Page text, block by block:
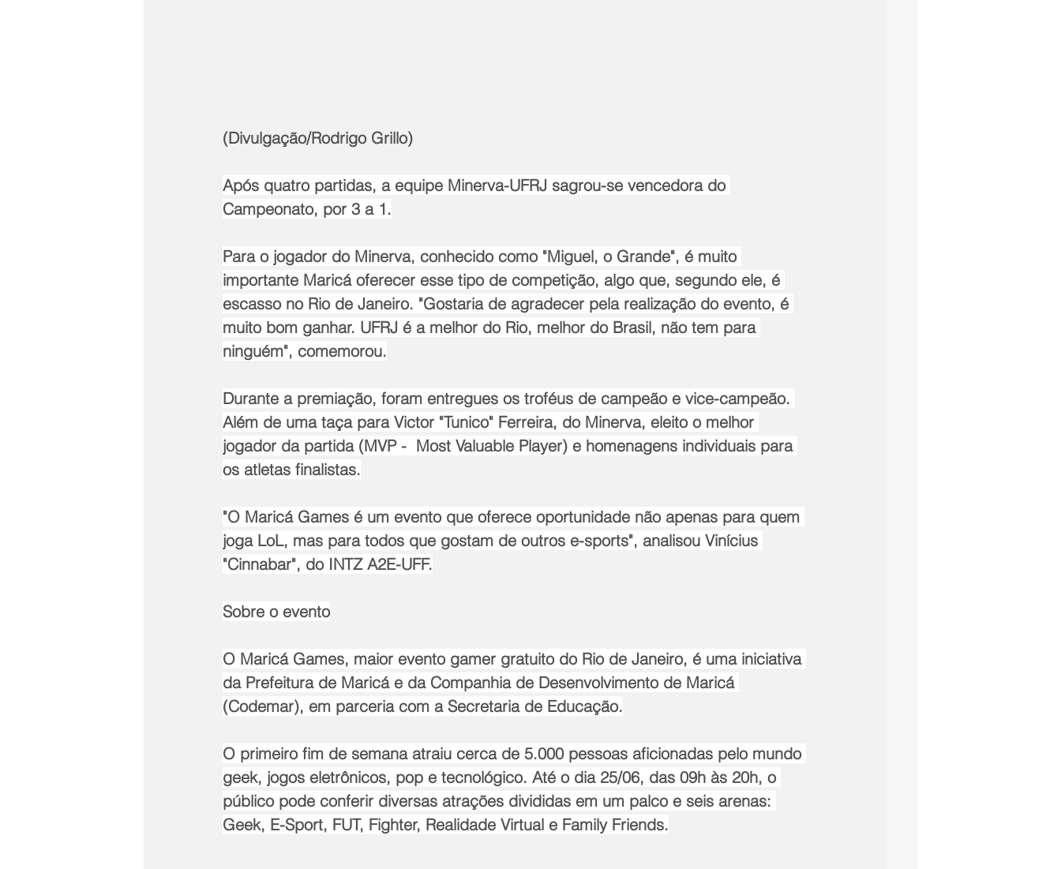
(Divulgação/Rodrigo Grillo)
Após quatro partidas, a equipe Minerva-UFRJ sagrou-se vencedora do
Campeonato, por 3 a 1.
Para o jogador do Minerva, conhecido como "Miguel, o Grande", é muito
importante Maricá oferecer esse tipo de competição, algo que, segundo ele, é
escasso no Rio de Janeiro. "Gostaria de agradecer pela realização do evento, é
muito bom ganhar. UFRJ é a melhor do Rio, melhor do Brasil, não tem para
ninguém", comemorou.
Durante a premiação, foram entregues os troféus de campeão e vice-campeão.
Além de uma taça para Victor "Tunico" Ferreira, do Minerva, eleito o melhor
jogador da partida (MVP -  Most Valuable Player) e homenagens individuais para
os atletas finalistas.
"O Maricá Games é um evento que oferece oportunidade não apenas para quem
joga LoL, mas para todos que gostam de outros e-sports", analisou Vinícius
"Cinnabar", do INTZ A2E-UFF.
Sobre o evento
O Maricá Games, maior evento gamer gratuito do Rio de Janeiro, é uma iniciativa
da Prefeitura de Maricá e da Companhia de Desenvolvimento de Maricá
(Codemar), em parceria com a Secretaria de Educação.
O primeiro fim de semana atraiu cerca de 5.000 pessoas aficionadas pelo mundo
geek, jogos eletrônicos, pop e tecnológico. Até o dia 25/06, das 09h às 20h, o
público pode conferir diversas atrações divididas em um palco e seis arenas:
Geek, E-Sport, FUT, Fighter, Realidade Virtual e Family Friends.